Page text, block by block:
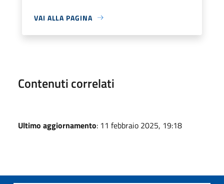
VAI ALLA PAGINA
Contenuti correlati
Ultimo aggiornamento: 11 febbraio 2025, 19:18